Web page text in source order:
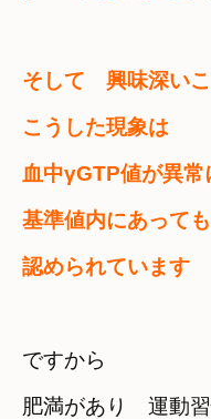
そして　興味深い
こうした現象は
血中γGTP値が異
基準値内にあって
認められています
ですから
肥満があり　運動